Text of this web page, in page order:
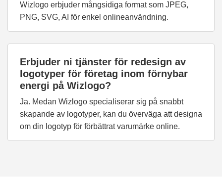
Wizlogo erbjuder mångsidiga format som JPEG,
PNG, SVG, AI för enkel onlineanvändning.
Erbjuder ni tjänster för redesign av
logotyper för företag inom förnybar
energi på Wizlogo?
Ja. Medan Wizlogo specialiserar sig på snabbt
skapande av logotyper, kan du överväga att designa
om din logotyp för förbättrat varumärke online.